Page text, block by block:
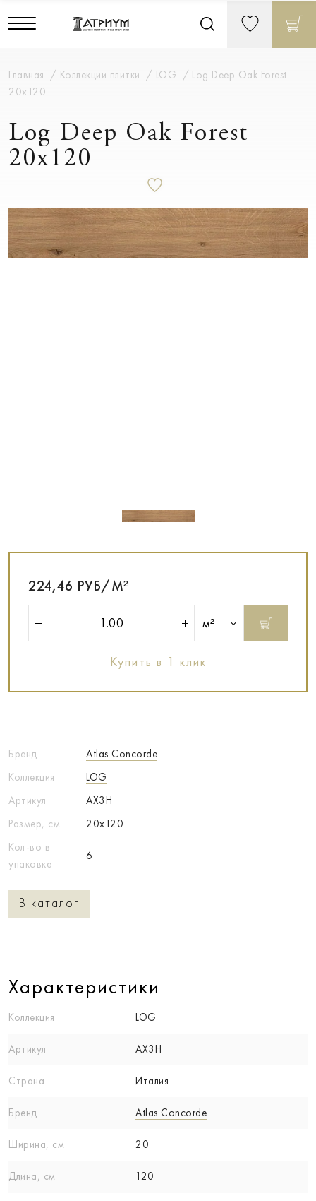
Главная Коллекции плитки LOG
Log Deep Oak Forest
20х120
Log Deep Oak Forest
20х120
Бренд
Atlas Concorde
Коллекция
LOG
Артикул
AX3H
Размер, см
20x120
Кол-во в
упаковке
6
В каталог
224,46 РУБ/М²
м²
Купить в 1 клик
Характеристики
Коллекция LOG
Артикул AX3H
Страна Италия
Бренд Atlas Concorde
Ширина, см 20
Длина, см 120